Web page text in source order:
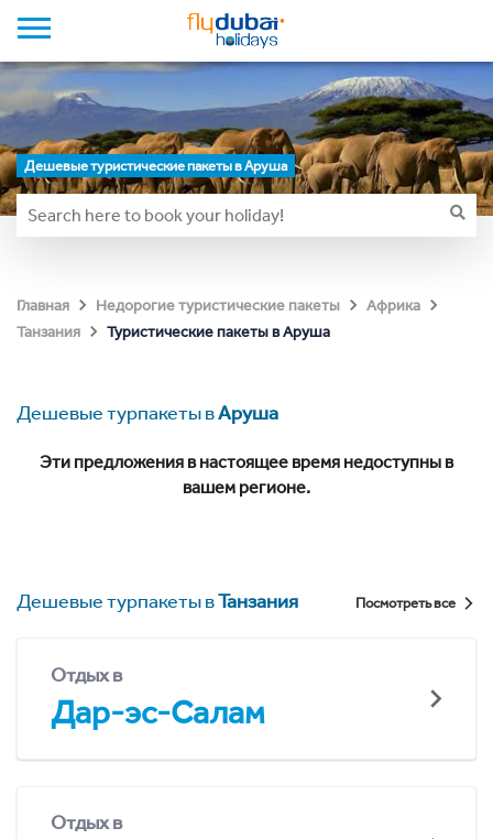
Дешевые туристические пакеты в Аруша
Главная Недорогие туристические пакеты
Африка
Танзания
Туристические пакеты в Аруша
Дешевые турпакеты вАруша
Эти предложения в настоящее время недоступны в
вашем регионе.
Дешевые турпакеты вТанзания Посмотреть все
Отдых в
Дар-эс-Салам
Отдых в